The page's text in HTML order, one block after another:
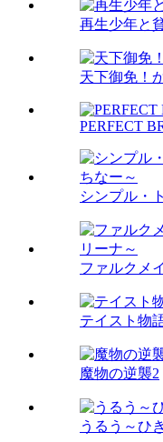
再生少年と
天下御免！
PERFECT
シンプル・
ファルクメ
テイスト物
魔物の逆襲2
うるう～ひ